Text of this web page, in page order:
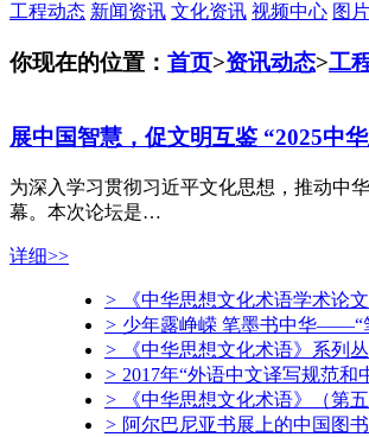
工程动态 新闻资讯 文化资讯 视频中心 图
你现在的位置： 首页>资讯动态>工
展中国智慧，促文明互鉴 “2025中
为深入学习贯彻习近平文化思想，推动中
幕。本次论坛是…
详细>>
> 《中华思想文化术语学术论
> 少年露峥嵘 笔墨书中华——“
> 《中华思想文化术语》系列
> 2017年“外语中文译写规范
> 《中华思想文化术语》（第
> 阿尔巴尼亚书展上的中国图书